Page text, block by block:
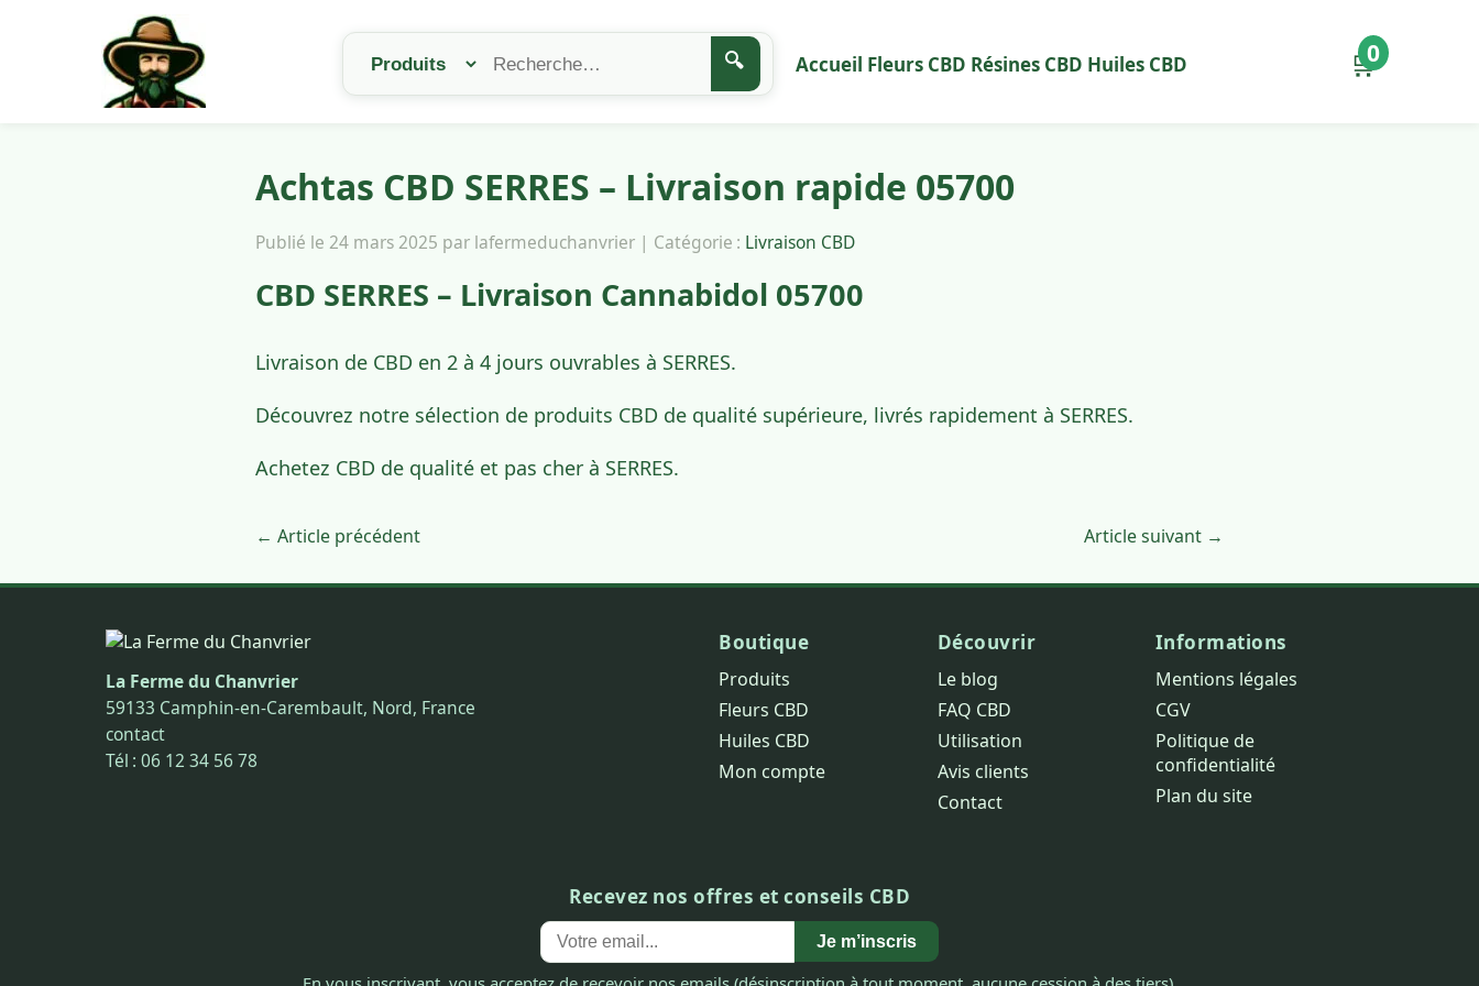
🔍 Accueil Fleurs CBD Résines CBD Huiles CBD 🛒
0
Achtas CBD SERRES – Livraison rapide 05700
Publié le 24 mars 2025 par lafermeduchanvrier | Catégorie : Livraison CBD
CBD SERRES – Livraison Cannabidol 05700
Livraison de CBD en 2 à 4 jours ouvrables à SERRES.
Découvrez notre sélection de produits CBD de qualité supérieure, livrés rapidement à SERRES.
Achetez CBD de qualité et pas cher à SERRES.
← Article précédent Article suivant →
La Ferme du Chanvrier
59133 Camphin-en-Carembault, Nord, France
contact
Tél : 06 12 34 56 78
Boutique
Produits
Fleurs CBD
Huiles CBD
Mon compte
Découvrir
Le blog
FAQ CBD
Utilisation
Avis clients
Contact
Informations
Mentions légales
CGV
Politique de
confidentialité
Plan du site
Recevez nos offres et conseils CBD
Je m’inscris